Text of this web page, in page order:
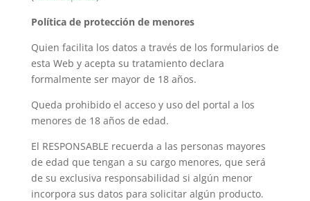
Política de protección de menores
Quien facilita los datos a través de los formularios de
esta Web y acepta su tratamiento declara
formalmente ser mayor de 18 años.
Queda prohibido el acceso y uso del portal a los
menores de 18 años de edad.
El RESPONSABLE recuerda a las personas mayores
de edad que tengan a su cargo menores, que será
de su exclusiva responsabilidad si algún menor
incorpora sus datos para solicitar algún producto.